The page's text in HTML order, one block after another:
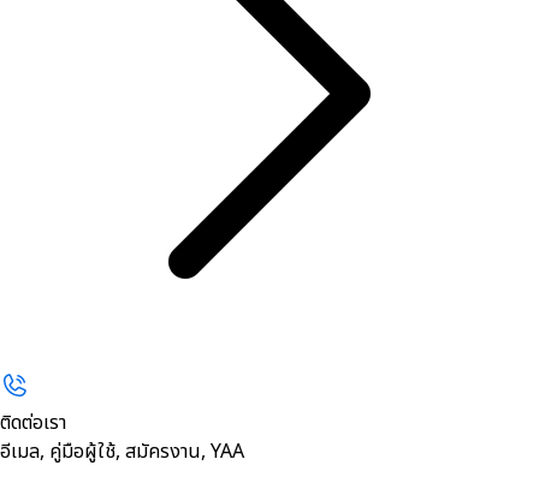
ติดต่อเรา
อีเมล, คู่มือผู้ใช้, สมัครงาน, YAA